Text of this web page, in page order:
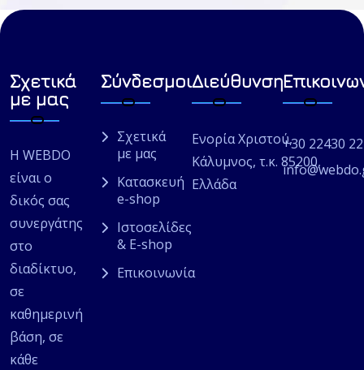
Σχετικά
με μας
Η WEBDO
είναι ο
δικός σας
συνεργάτης
στο
διαδίκτυο,
σε
καθημερινή
βάση, σε
κάθε
Σύνδεσμοι
Σχετικά
με μας
Κατασκευή
e-shop
Ιστοσελίδες
& E-shop
Επικοινωνία
Διεύθυνση
Ενορία Χριστού,
Κάλυμνος, τ.κ. 85200,
Ελλάδα
+30 22430